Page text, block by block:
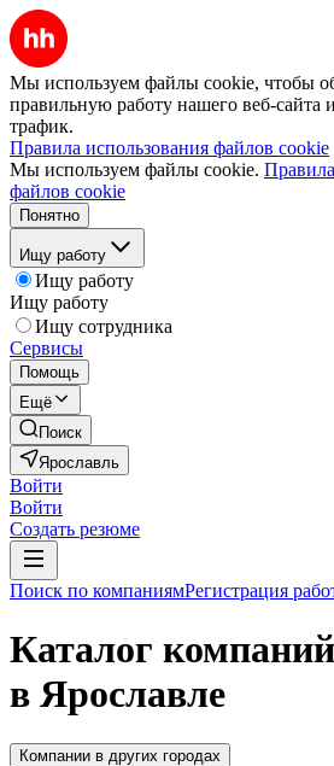
Мы используем файлы cookie, чтобы
правильную работу нашего веб-сайта
трафик.
Правила использования файлов cookie
Мы используем файлы cookie.
файлов cookie
Понятно
Ищу работу
Ищу работу
Ищу работу
Ищу сотрудника
Сервисы
Помощь
Ещё
Поиск
Ярославль
Войти
Войти
Создать резюме
Поиск по компаниямРегистрация
Каталог
в Ярославле
Компании в других городах